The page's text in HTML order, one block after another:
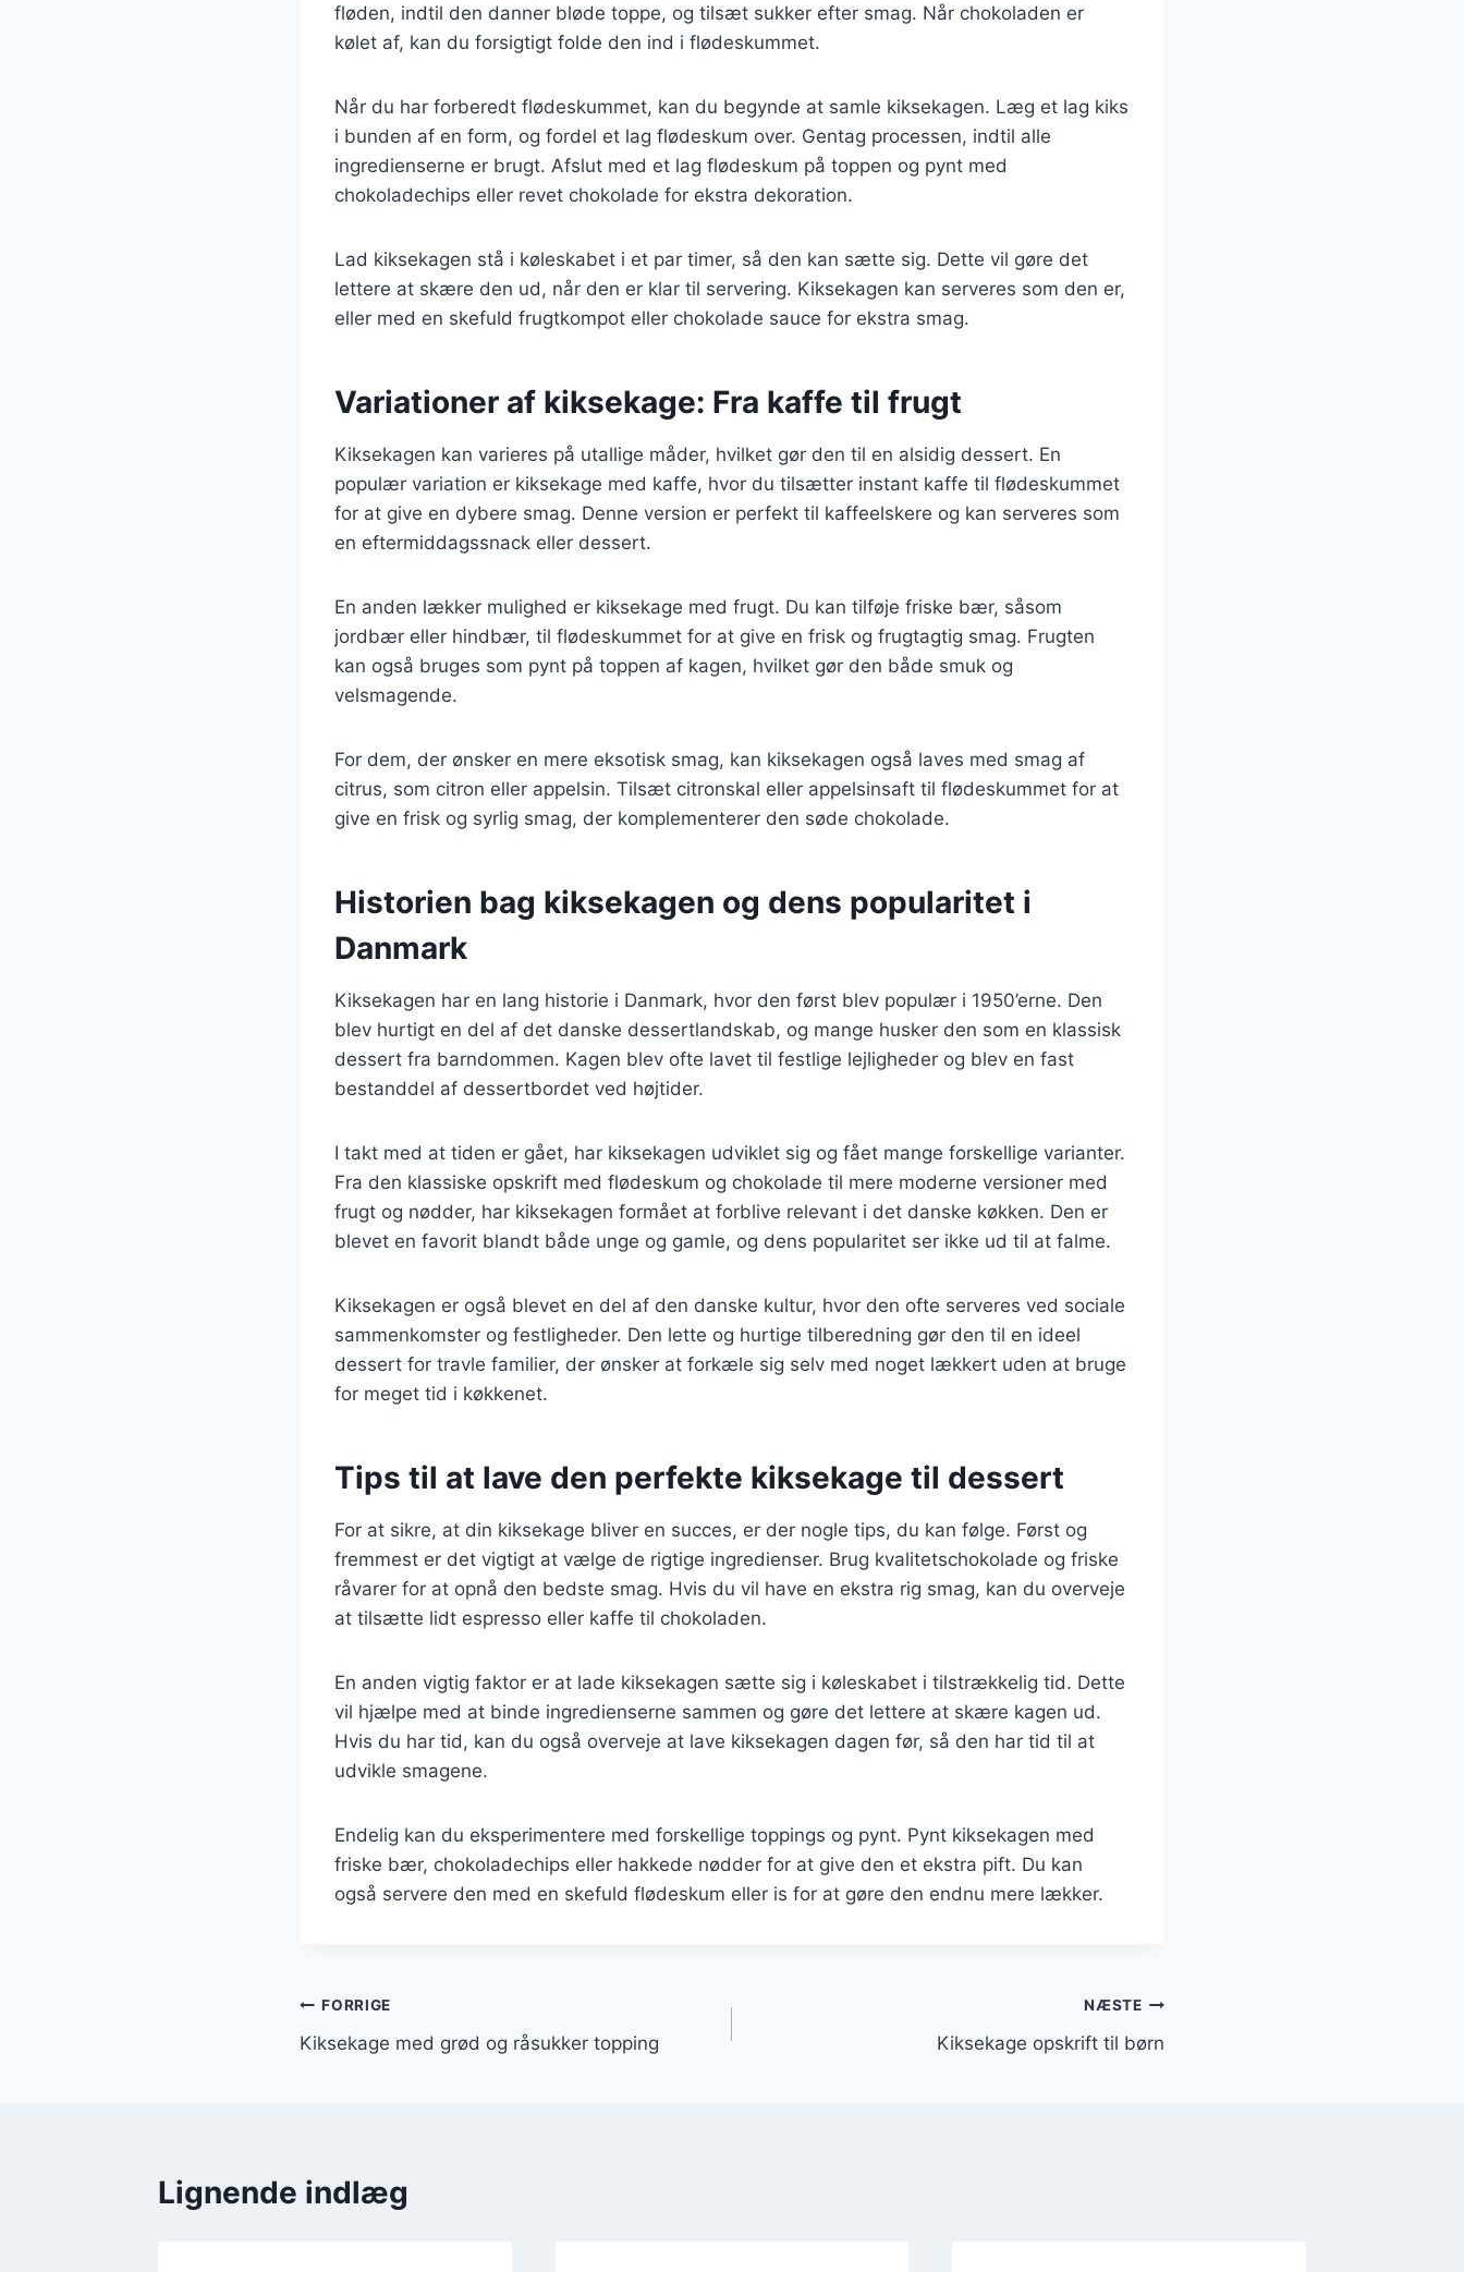
fløden, indtil den danner bløde toppe, og tilsæt sukker efter smag. Når chokoladen er
kølet af, kan du forsigtigt folde den ind i flødeskummet.
Når du har forberedt flødeskummet, kan du begynde at samle kiksekagen. Læg et lag kiks
i bunden af en form, og fordel et lag flødeskum over. Gentag processen, indtil alle
ingredienserne er brugt. Afslut med et lag flødeskum på toppen og pynt med
chokoladechips eller revet chokolade for ekstra dekoration.
Lad kiksekagen stå i køleskabet i et par timer, så den kan sætte sig. Dette vil gøre det
lettere at skære den ud, når den er klar til servering. Kiksekagen kan serveres som den er,
eller med en skefuld frugtkompot eller chokolade sauce for ekstra smag.
Variationer af kiksekage: Fra kaffe til frugt
Kiksekagen kan varieres på utallige måder, hvilket gør den til en alsidig dessert. En
populær variation er kiksekage med kaffe, hvor du tilsætter instant kaffe til flødeskummet
for at give en dybere smag. Denne version er perfekt til kaffeelskere og kan serveres som
en eftermiddagssnack eller dessert.
En anden lækker mulighed er kiksekage med frugt. Du kan tilføje friske bær, såsom
jordbær eller hindbær, til flødeskummet for at give en frisk og frugtagtig smag. Frugten
kan også bruges som pynt på toppen af kagen, hvilket gør den både smuk og
velsmagende.
For dem, der ønsker en mere eksotisk smag, kan kiksekagen også laves med smag af
citrus, som citron eller appelsin. Tilsæt citronskal eller appelsinsaft til flødeskummet for at
give en frisk og syrlig smag, der komplementerer den søde chokolade.
Historien bag kiksekagen og dens popularitet i
Danmark
Kiksekagen har en lang historie i Danmark, hvor den først blev populær i 1950’erne. Den
blev hurtigt en del af det danske dessertlandskab, og mange husker den som en klassisk
dessert fra barndommen. Kagen blev ofte lavet til festlige lejligheder og blev en fast
bestanddel af dessertbordet ved højtider.
I takt med at tiden er gået, har kiksekagen udviklet sig og fået mange forskellige varianter.
Fra den klassiske opskrift med flødeskum og chokolade til mere moderne versioner med
frugt og nødder, har kiksekagen formået at forblive relevant i det danske køkken. Den er
blevet en favorit blandt både unge og gamle, og dens popularitet ser ikke ud til at falme.
Kiksekagen er også blevet en del af den danske kultur, hvor den ofte serveres ved sociale
sammenkomster og festligheder. Den lette og hurtige tilberedning gør den til en ideel
dessert for travle familier, der ønsker at forkæle sig selv med noget lækkert uden at bruge
for meget tid i køkkenet.
Tips til at lave den perfekte kiksekage til dessert
For at sikre, at din kiksekage bliver en succes, er der nogle tips, du kan følge. Først og
fremmest er det vigtigt at vælge de rigtige ingredienser. Brug kvalitetschokolade og friske
råvarer for at opnå den bedste smag. Hvis du vil have en ekstra rig smag, kan du overveje
at tilsætte lidt espresso eller kaffe til chokoladen.
En anden vigtig faktor er at lade kiksekagen sætte sig i køleskabet i tilstrækkelig tid. Dette
vil hjælpe med at binde ingredienserne sammen og gøre det lettere at skære kagen ud.
Hvis du har tid, kan du også overveje at lave kiksekagen dagen før, så den har tid til at
udvikle smagene.
Endelig kan du eksperimentere med forskellige toppings og pynt. Pynt kiksekagen med
friske bær, chokoladechips eller hakkede nødder for at give den et ekstra pift. Du kan
også servere den med en skefuld flødeskum eller is for at gøre den endnu mere lækker.
Indlægsnavigation
FORRIGE
Kiksekage med grød og råsukker topping
NÆSTE
Kiksekage opskrift til børn
Lignende indlæg